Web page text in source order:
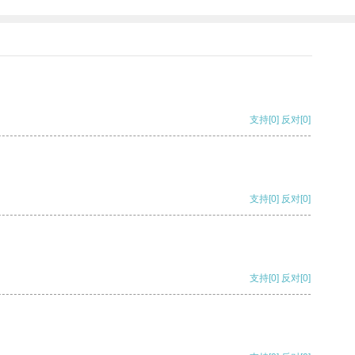
支持[0] 反对[0]
支持[0] 反对[0]
支持[0] 反对[0]